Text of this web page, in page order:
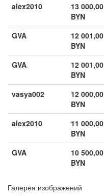
alex2010
13 000,00
BYN
GVA
12 001,00
BYN
GVA
12 001,00
BYN
vasya002
12 000,00
BYN
alex2010
11 000,00
BYN
GVA
10 500,00
BYN
Галерея изображений